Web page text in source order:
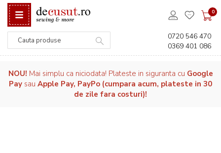
0
0720 546 470
0369 401 086
NOU! Mai simplu ca niciodata! Plateste in siguranta cu Google
Pay sau Apple Pay, PayPo (cumpara acum, plateste in 30
de zile fara costuri)!